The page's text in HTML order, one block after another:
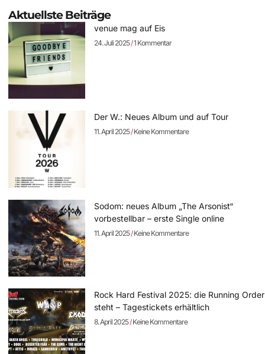
Aktuellste Beiträge
venue mag auf Eis
24. Juli 2025 1 Kommentar
Der W.: Neues Album und auf Tour
11. April 2025 Keine Kommentare
Sodom: neues Album „The Arsonist“
vorbestellbar – erste Single online
11. April 2025 Keine Kommentare
Rock Hard Festival 2025: die Running Order
steht – Tagestickets erhältlich
8. April 2025 Keine Kommentare